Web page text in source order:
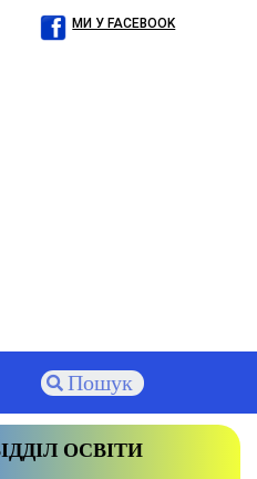
МИ У FACEBOOK
ОСВІТИ